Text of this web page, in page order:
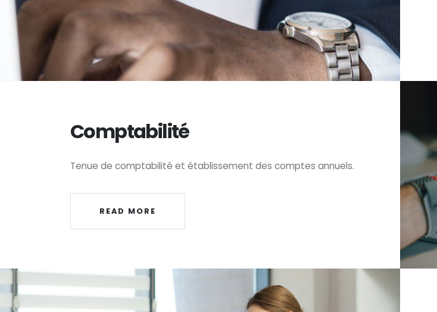
Comptabilité
Tenue de comptabilité et établissement des comptes annuels.
READ MORE